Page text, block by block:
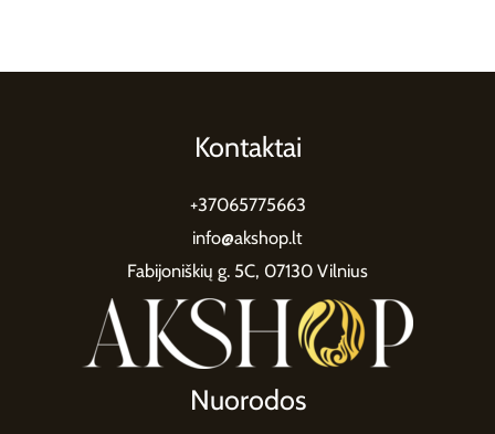
Kontaktai
+37065775663
info@akshop.lt
Fabijoniškių g. 5C, 07130 Vilnius
Nuorodos